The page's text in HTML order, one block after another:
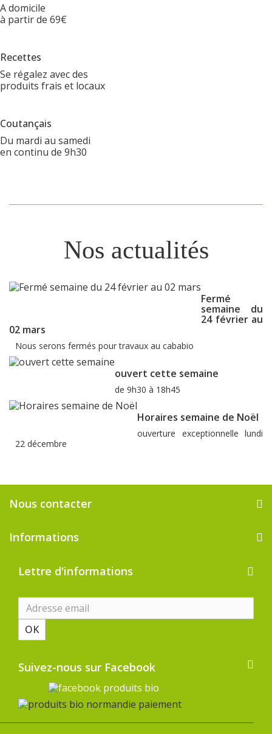
A domicile
à partir de 69€
Recettes
Se régalez avec des
produits frais et locaux
Coutançais
Du mardi au samedi
en continu de 9h30
Nos actualités
Fermé
semaine du
24 février au
02 mars
Nous serons fermés pour travaux au cababio
ouvert cette semaine
de 9h30 à 18h45
Horaires semaine de Noël
ouverture exceptionnelle lundi
22 décembre
Nous contacter
Informations
Lettre d'informations
OK
Suivez-nous sur Facebook